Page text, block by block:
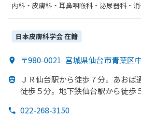
内科・​皮膚科・​耳鼻咽喉科・​泌尿器科・​
日本皮膚科学会在籍
〒980-0021 宮城県仙台市青葉区
ＪＲ仙台駅から徒歩７分。 あおば
徒歩５分。 地下鉄仙台駅から徒歩
022-268-3150